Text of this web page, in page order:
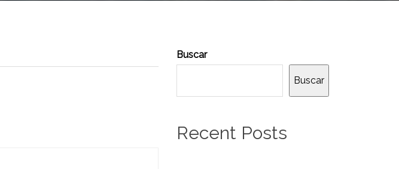
Buscar
Buscar
Recent Posts